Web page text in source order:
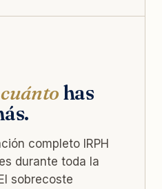
cuánto has
completo IRPH
durante toda la
sobrecoste